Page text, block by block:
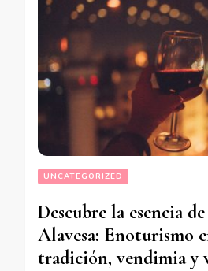
UNCATEGORIZED
Descubre la esencia
Alavesa: Enoturismo
tradición, vendimia y